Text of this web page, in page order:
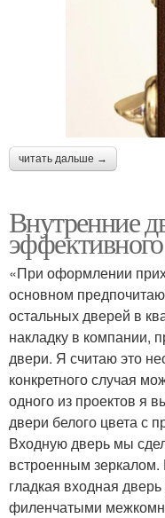
читать дальше →
Внутренние
«При оформлении
основном
остальных дверей в
накладку в компании,
двери. Я считаю это
конкретного случая
одного из проектов я
двери белого цвета с
Входную дверь мы
встроенным
гладкая входная
филенчатыми